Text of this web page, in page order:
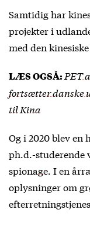
Samtidig har
projekter i
med den
LÆS OGSÅ: PET
fortsætter danske
til Kina
Og i 2020 blev en
ph.d.-studerende
spionage . I en
oplysninger om